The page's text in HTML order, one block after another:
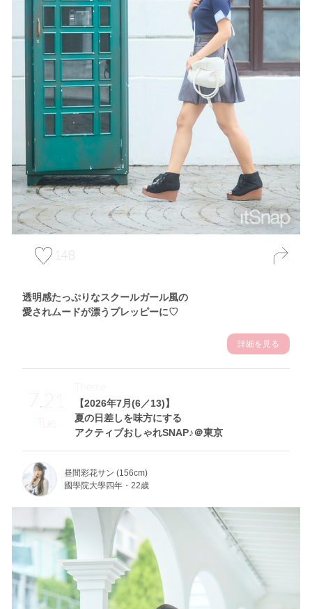
148
透明感たっぷりなスクールガール風の
愛されムードが漂うプレッピーに♡
詳細を見る
7.21
Tue
【2026年7月(6／13)】
夏の日差しを味方にする
アクティブおしゃれSNAP♪＠東京
Theme
昼間彩花サン (156cm)
國學院大學四年・22歳